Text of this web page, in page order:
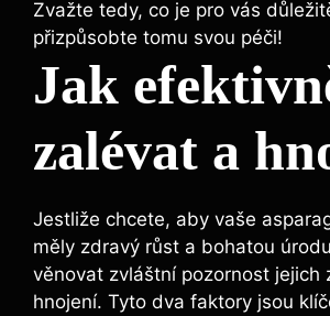
Zvažte tedy, co je pro vás
přizpůsobte tomu svou péči!
Jak
zalévat a
Jestliže chcete, aby vaše
měly zdravý růst a bohatou
věnovat zvláštní pozornost jejich
hnojení. Tyto dva faktory jsou